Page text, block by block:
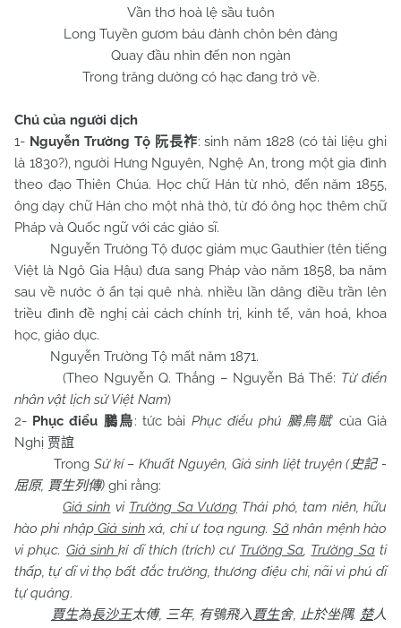
Vần thơ hoà lệ sầu tuôn
Long Tuyền gươm báu đành chôn bên đàng
Quay đầu nhìn đến non ngàn
Trong trăng dường có hạc đang trở về.
Chú của người dịch
1- Nguyễn Trường Tộ 阮長祚: sinh năm 1828 (có tài liệu ghi
là 1830?), người Hưng Nguyên, Nghệ An, trong một gia đình
theo đạo Thiên Chúa. Học chữ Hán từ nhỏ, đến năm 1855,
ông dạy chữ Hán cho một nhà thờ, từ đó ông học thêm chữ
Pháp và Quốc ngữ với các giáo sĩ.
Nguyễn Trường Tộ được giám mục Gauthier (tên tiếng
Việt là Ngô Gia Hậu) đưa sang Pháp vào năm 1858, ba năm
sau về nước ở ẩn tại quê nhà. nhiều lần dâng điều trần lên
triều đình đề nghị cải cách chính trị, kinh tế, văn hoá, khoa
học, giáo dục.
Nguyễn Trường Tộ mất năm 1871.
(Theo Nguyễn Q. Thắng – Nguyễn Bá Thế: Từ điển
nhân vật lịch sử Việt Nam)
2- Phục điểu 鵩鳥: tức bài Phục điểu phú鵩鳥賦 của Giả
Nghị 贾誼
Trong Sử kí – Khuất Nguyên, Giả sinh liệt truyện (史記-
屈原, 賈生列傳) ghi rằng:
Giả sinh vi Trường Sa Vương Thái phó, tam niên, hữu
hào phi nhậpGiả sinhxá, chỉ ư toạ ngung. Sởnhân mệnh hào
vi phục. Giả sinhkí dĩ thích (trích) cư Trường Sa, Trường Sati
thấp, tự dĩ vi thọ bất đắc trường, thương điệu chi, nãi vi phú dĩ
tự quảng.
賈生為長沙王太傅, 三年, 有鴞飛入 賈生舍, 止於坐隅. 楚人